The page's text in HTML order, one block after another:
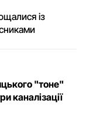
із
"тоне"
каналізації